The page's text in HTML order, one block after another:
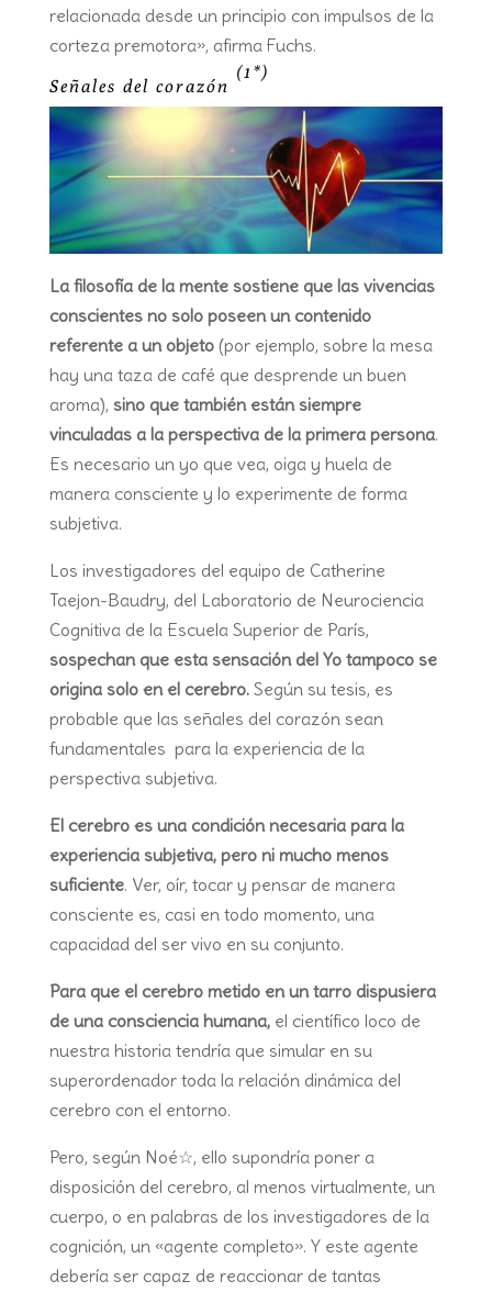
relacionada desde un principio con impulsos de la
corteza premotora», afirma Fuchs.
Señales del corazón
(1*)
La filosofía de la mente sostiene que las vivencias
conscientes no solo poseen un contenido
referente a un objeto(por ejemplo, sobre la mesa
hay una taza de café que desprende un buen
aroma), sino que también están siempre
vinculadas a la perspectiva de la primera persona.
Es necesario un yo que vea, oiga y huela de
manera consciente y lo experimente de forma
subjetiva.
Los investigadores del equipo de Catherine
Taejon-Baudry, del Laboratorio de Neurociencia
Cognitiva de la Escuela Superior de París,
sospechan que esta sensación del Yo tampoco se
origina solo en el cerebro.Según su tesis, es
probable que las señales del corazón sean
fundamentales para la experiencia de la
perspectiva subjetiva.
El cerebro es una condición necesaria para la
experiencia subjetiva, pero ni mucho menos
suficiente. Ver, oír, tocar y pensar de manera
consciente es, casi en todo momento, una
capacidad del ser vivo en su conjunto.
Para que el cerebro metido en un tarro dispusiera
de una consciencia humana,el científico loco de
nuestra historia tendría que simular en su
superordenador toda la relación dinámica del
cerebro con el entorno.
Pero, según Noé☆, ello supondría poner a
disposición del cerebro, al menos virtualmente, un
cuerpo, o en palabras de los investigadores de la
cognición, un «agente completo». Y este agente
debería ser capaz de reaccionar de tantas